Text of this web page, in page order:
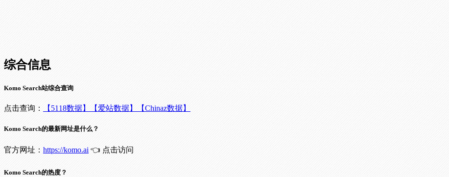
综合信息
Komo Search站综合查询
点击查询： 【5118数据】 【爱站数据】 【Chinaz数据】
Komo Search的最新网址是什么？
官方网址： https://komo.ai 👈 点击访问
Komo Search的热度？